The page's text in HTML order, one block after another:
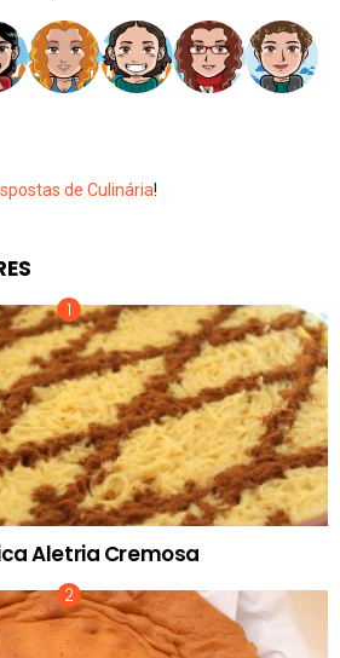
de Culinária!
Aletria Cremosa